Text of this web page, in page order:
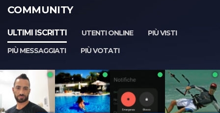
COMMUNITY
ULTIMI ISCRITTI UTENTI ONLINE
PIÙ VISTI
PIÙ MESSAGGIATI
PIÙ VOTATI